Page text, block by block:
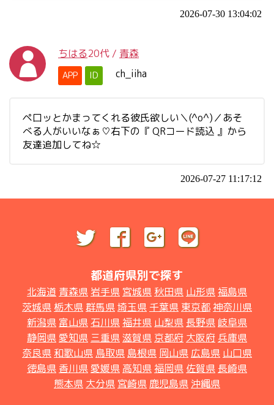
2026-07-30 13:04:02
ちはる20代 / 青森
APP ID ch_iiha
ペ口ッとかまってくれる彼氏欲しい＼(^o^)／あそ
べる人がいいなぁ♡右下の『 QRコード読込 』から
友達追加してね☆
2026-07-27 11:17:12
都道府県別で探す
北海道 青森県 岩手県 宮城県 秋田県 山形県福島県
茨城県 栃木県群馬県埼玉県 千葉県 東京都神奈川県
新潟県 富山県 石川県福井県 山梨県 長野県 岐阜県
静岡県愛知県 三重県滋賀県 京都府 大阪府 兵庫県
奈良県 和歌山県 鳥取県 島根県 岡山県 広島県 山口県
徳島県 香川県愛媛県 高知県福岡県 佐賀県 長崎県
熊本県 大分県 宮崎県 鹿児島県 沖縄県